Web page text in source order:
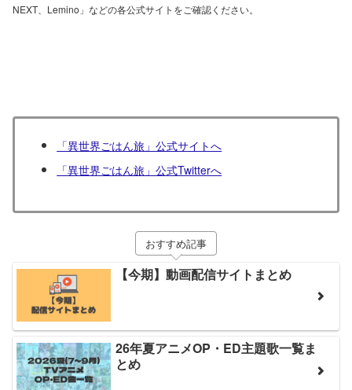
NEXT、Lemino」などの各公式サイトをご確認ください。
「異世界ごはん旅」公式サイトへ
「異世界ごはん旅」公式Twitterへ
おすすめ記事
【今期】動画配信サイトまとめ
26年夏アニメOP・ED主題歌一覧ま
とめ